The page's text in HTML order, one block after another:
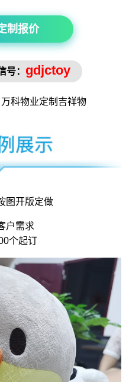
制报价
号： gdjctoy
科物业定制 吉祥物
图开版定做
户需求
个起订